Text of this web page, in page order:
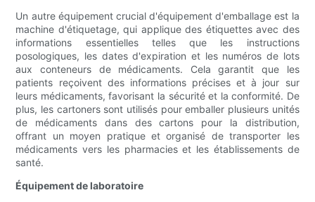
Un autre équipement crucial d'équipement d'emballage est la
machine d'étiquetage, qui applique des étiquettes avec des
informations essentielles telles que les instructions
posologiques, les dates d'expiration et les numéros de lots
aux conteneurs de médicaments. Cela garantit que les
patients reçoivent des informations précises et à jour sur
leurs médicaments, favorisant la sécurité et la conformité. De
plus, les cartoners sont utilisés pour emballer plusieurs unités
de médicaments dans des cartons pour la distribution,
offrant un moyen pratique et organisé de transporter les
médicaments vers les pharmacies et les établissements de
santé.
Équipement de laboratoire